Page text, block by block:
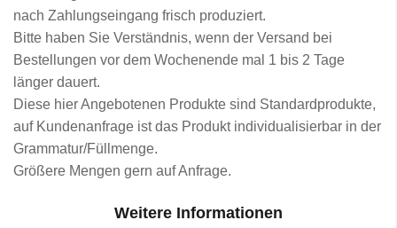
nach Zahlungseingang frisch produziert.
Bitte haben Sie Verständnis, wenn der Versand bei
Bestellungen vor dem Wochenende mal 1 bis 2 Tage
länger dauert.
Diese hier Angebotenen Produkte sind Standardprodukte,
auf Kundenanfrage ist das Produkt individualisierbar in der
Grammatur/Füllmenge.
Größere Mengen gern auf Anfrage.
Weitere Informationen